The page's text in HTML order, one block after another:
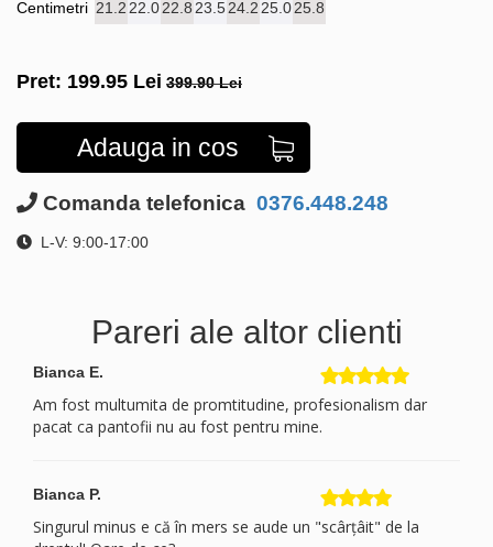
Centimetri 21.2 22.022.8 23.524.2 25.025.8
Pret: 199.95 Lei 399.90 Lei
Adauga in cos
Comanda telefonica 0376.448.248
L-V: 9:00-17:00
Pareri ale altor clienti
Bianca E.
Am fost multumita de promtitudine, profesionalism dar
pacat ca pantofii nu au fost pentru mine.
Bianca P.
Singurul minus e că în mers se aude un "scârțâit" de la